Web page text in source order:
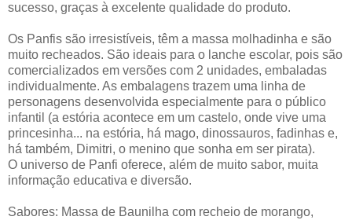
sucesso, graças à excelente qualidade do produto.
Os Panfis são irresistíveis, têm a massa molhadinha e são
muito recheados. São ideais para o lanche escolar, pois são
comercializados em versões com 2 unidades, embaladas
individualmente. As embalagens trazem uma linha de
personagens desenvolvida especialmente para o público
infantil (a estória acontece em um castelo, onde vive uma
princesinha... na estória, há mago, dinossauros, fadinhas e,
há também, Dimitri, o menino que sonha em ser pirata).
O universo de Panfi oferece, além de muito sabor, muita
informação educativa e diversão.
Sabores: Massa de Baunilha com recheio de morango,